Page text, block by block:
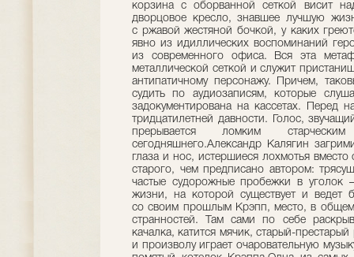
корзина с оборванной сеткой висит
дворцовое кресло, знавшее лучшую
с ржавой жестяной бочкой, у каких
явно из идиллических воспоминаний
из современного офиса. Вся эта
металлической сеткой и служит
антипатичному персонажу. Причем,
судить по аудиозаписям, которые
задокументирована на кассетах.
тридцатилетней давности. Голос,
прерывается ломким
сегодняшнего.Александр Калягин
глаза и нос, истершиеся лохмотья
старого, чем предписано автором:
частые судорожные пробежки в
жизни, на которой существует и ведет
со своим прошлым Крэпп, место, в
странностей. Там сами по себе
качалка, катится мячик, старый-
и произволу играет очаровательную